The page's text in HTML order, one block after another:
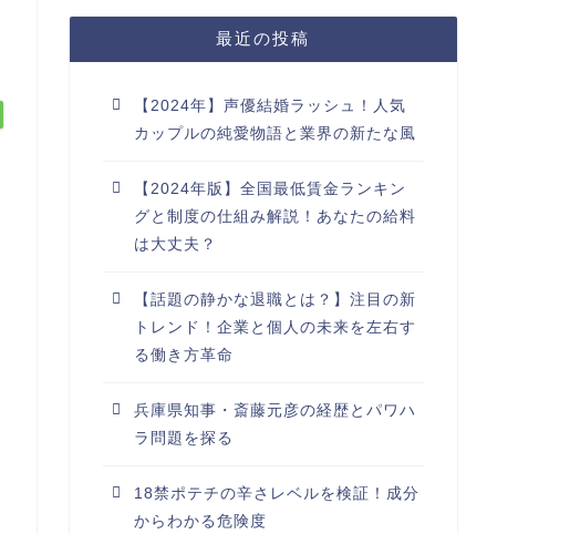
最近の投稿
【2024年】声優結婚ラッシュ！人気
カップルの純愛物語と業界の新たな風
【2024年版】全国最低賃金ランキン
グと制度の仕組み解説！あなたの給料
は大丈夫？
【話題の静かな退職とは？】注目の新
トレンド！企業と個人の未来を左右す
る働き方革命
兵庫県知事・斎藤元彦の経歴とパワハ
ラ問題を探る
18禁ポテチの辛さレベルを検証！成分
からわかる危険度